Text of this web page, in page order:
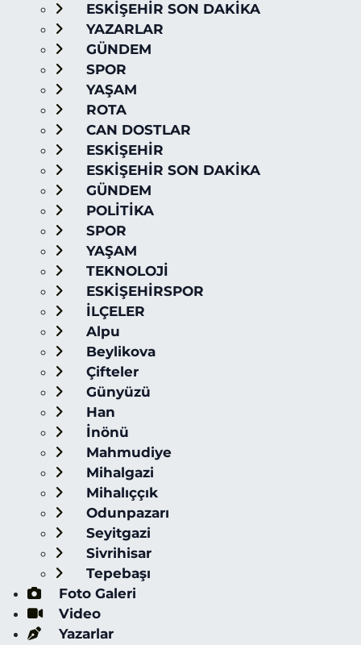
ESKİŞEHİR SON DAKİKA
YAZARLAR
GÜNDEM
SPOR
YAŞAM
ROTA
CAN DOSTLAR
ESKİŞEHİR
ESKİŞEHİR SON DAKİKA
GÜNDEM
POLİTİKA
SPOR
YAŞAM
TEKNOLOJİ
ESKİŞEHİRSPOR
İLÇELER
Alpu
Beylikova
Çifteler
Günyüzü
Han
İnönü
Mahmudiye
Mihalgazi
Mihalıççık
Odunpazarı
Seyitgazi
Sivrihisar
Tepebaşı
Foto Galeri
Video
Yazarlar